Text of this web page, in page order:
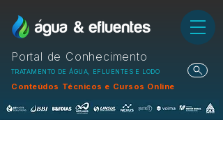
Portal de Conhecimento
TRATAMENTO DE ÁGUA, EFLUENTES E LODO
Conteúdos Técnicos e Cursos Online